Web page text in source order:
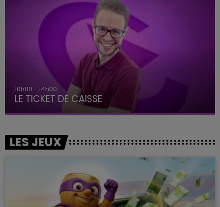
10h00 - 14h00
LE TICKET DE CAISSE
LES JEUX